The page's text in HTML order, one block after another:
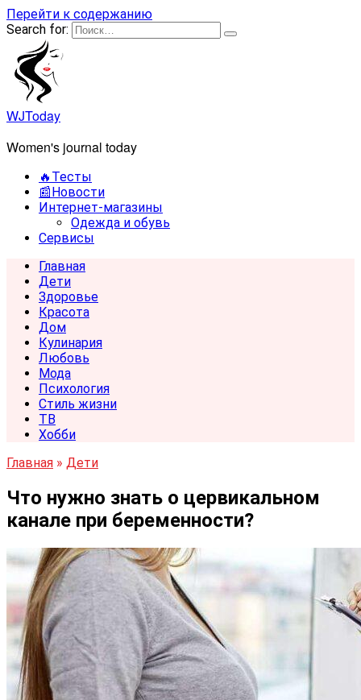
Перейти к содержанию
Search for:
WJToday
Women's journal today
🔥Тесты
📰Новости
Интернет-магазины
Одежда и обувь
Сервисы
Главная
Дети
Здоровье
Красота
Дом
Кулинария
Любовь
Мода
Психология
Стиль жизни
ТВ
Хобби
Главная » Дети
Что нужно знать о цервикальном
канале при беременности?